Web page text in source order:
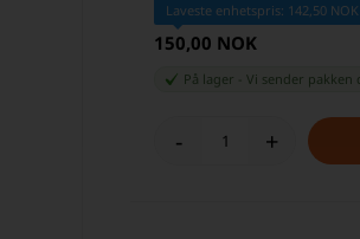
Laveste enhetspris: 142,50 NOK
150,00 NOK
På lager -Vi sender pakken
- +